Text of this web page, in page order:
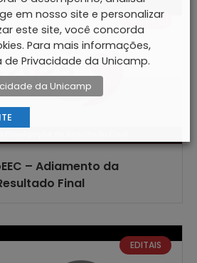
EDITAIS
– Adiamento da
Final
EDITAIS
em nosso site e personalizar
este site, você concorda
Para mais informações,
Privacidade da Unicamp.
da Unicamp